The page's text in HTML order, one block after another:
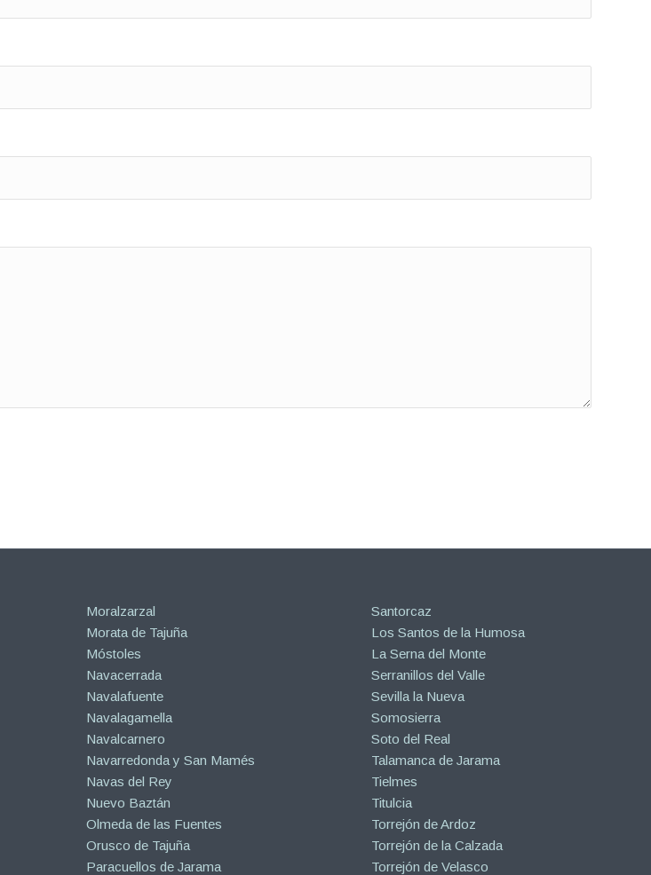
Moralzarzal
Morata de Tajuña
Móstoles
Navacerrada
Navalafuente
Navalagamella
Navalcarnero
Navarredonda y San Mamés
Navas del Rey
Nuevo Baztán
Olmeda de las Fuentes
Orusco de Tajuña
Paracuellos de Jarama
Santorcaz
Los Santos de la Humosa
La Serna del Monte
Serranillos del Valle
Sevilla la Nueva
Somosierra
Soto del Real
Talamanca de Jarama
Tielmes
Titulcia
Torrejón de Ardoz
Torrejón de la Calzada
Torrejón de Velasco